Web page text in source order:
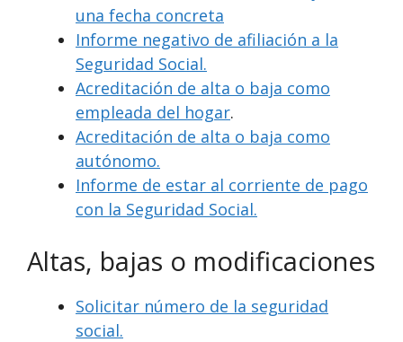
una fecha concreta
Informe negativo de afiliación a la
Seguridad Social.
Acreditación de alta o baja como
empleada del hogar.
Acreditación de alta o baja como
autónomo.
Informe de estar al corriente de pago
con la Seguridad Social.
Altas, bajas o modificaciones
Solicitar número de la seguridad
social.